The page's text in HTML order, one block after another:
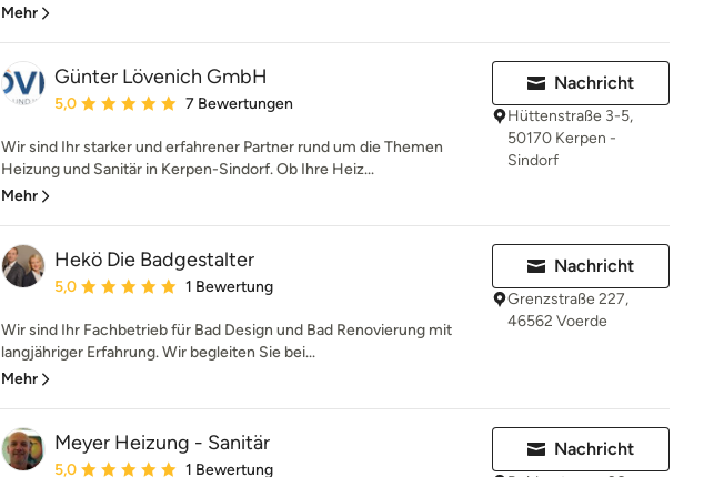
Mehr
Günter Lövenich GmbH
Durchschnittliche Bewertung: 5 von 5 Sternen
5,0 7 Bewertungen
Wir sind Ihr starker und erfahrener Partner rund um die Themen
Heizung und Sanitär in Kerpen-Sindorf. Ob Ihre Heiz...
Mehr
Nachricht
Hüttenstraße 3-5,
50170 Kerpen -
Sindorf
Hekö Die Badgestalter
Durchschnittliche Bewertung: 5 von 5 Sternen
5,0 1 Bewertung
Wir sind Ihr Fachbetrieb für Bad Design und Bad Renovierung mit
langjähriger Erfahrung. Wir begleiten Sie bei...
Mehr
Nachricht
Grenzstraße 227,
46562 Voerde
Meyer Heizung - Sanitär
Durchschnittliche Bewertung: 5 von 5 Sternen
5,0 1 Bewertung
Nachricht